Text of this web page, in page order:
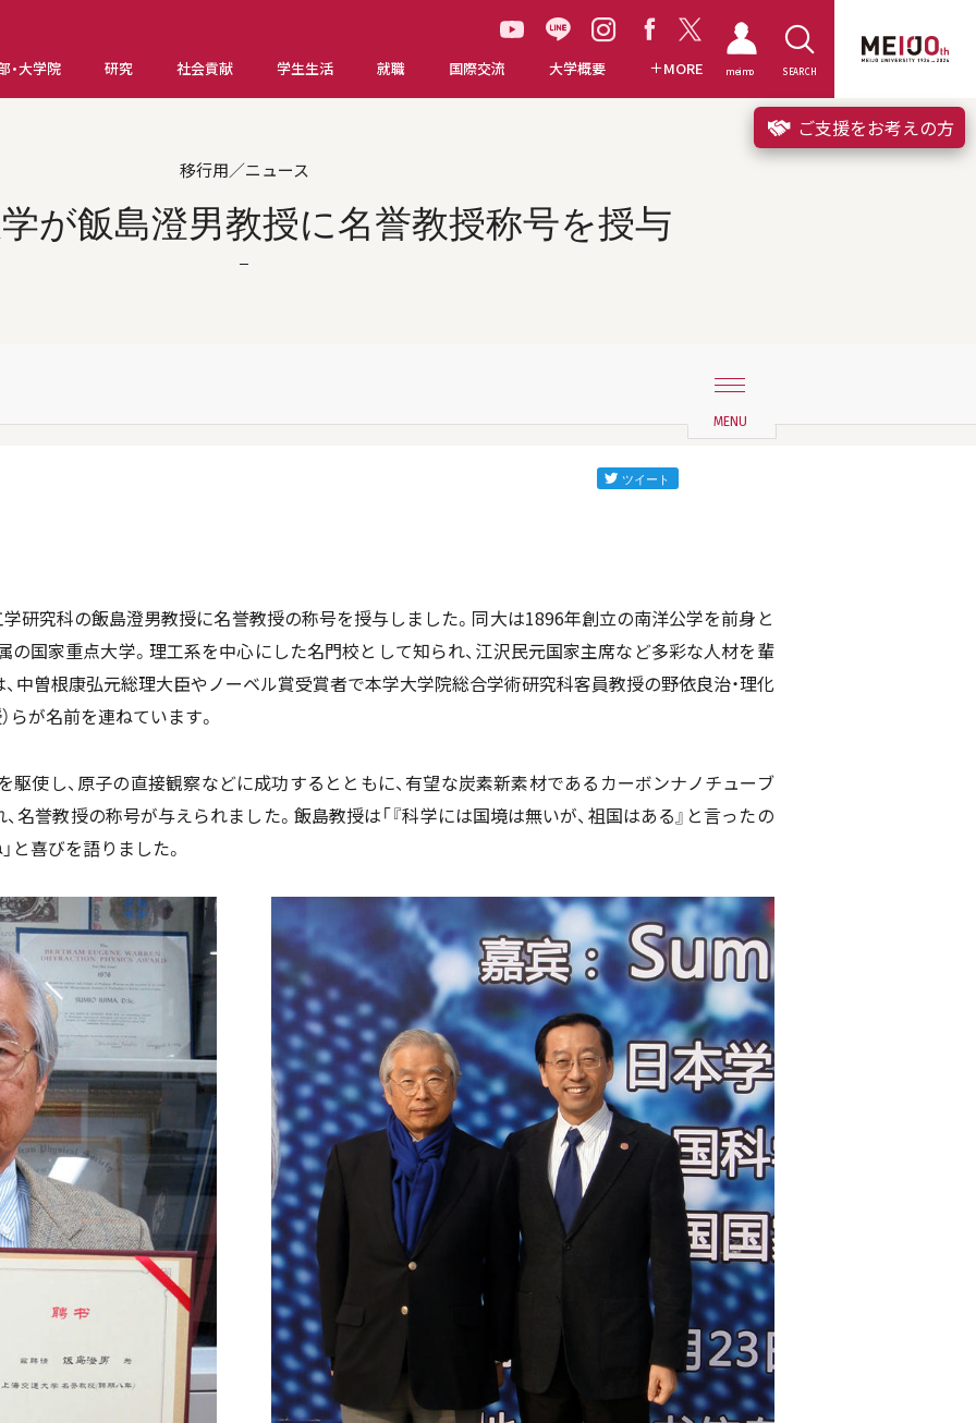
・大学院 研究 社会貢献 学生生活 就職 国際交流 大学概要 MORE meimo SEARCH
ご支援をお考えの方
移行用／ニュース
が飯島澄男教授に名誉教授称号を授与
研究科の飯島澄男教授に名誉教授の称号を授与しました。同大は1896年創立の南洋公学を前身と
国家重点大学。理工系を中心にした名門校として知られ、江沢民元国家主席など多彩な人材を輩
中曽根康弘元総理大臣やノーベル賞受賞者で本学大学院総合学術研究科客員教授の野依良治・理化
らが名前を連ねています。
使し、原子の直接観察などに成功するとともに、有望な炭素新素材であるカーボンナノチューブ
名誉教授の称号が与えられました。飯島教授は「『科学には国境は無いが、祖国はある』と言ったの
と喜びを語りました。